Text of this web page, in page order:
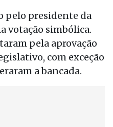
pelo presidente da
votação simbólica.
pela aprovação
com exceção
a bancada.